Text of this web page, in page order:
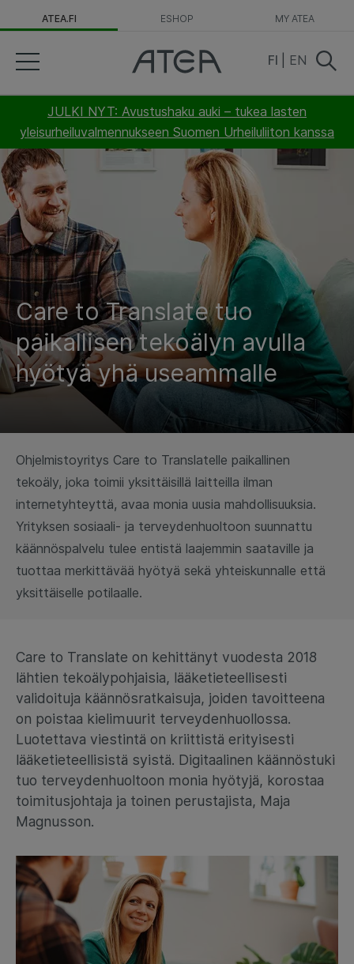
ATEA.FI ESHOP MY ATEA
JULKI NYT: Avustushaku auki – tukea lasten
yleisurheiluvalmennukseen Suomen Urheiluliiton kanssa
FI EN
Care to Translate tuo
paikallisen tekoälyn avulla
hyötyä yhä useammalle
Ohjelmistoyritys Care to Translatelle paikallinen
tekoäly, joka toimii yksittäisillä laitteilla ilman
internetyhteyttä, avaa monia uusia mahdollisuuksia.
Yrityksen sosiaali- ja terveydenhuoltoon suunnattu
käännöspalvelu tulee entistä laajemmin saataville ja
tuottaa merkittävää hyötyä sekä yhteiskunnalle että
yksittäiselle potilaalle.
Care to Translate on kehittänyt vuodesta 2018
lähtien tekoälypohjaisia, lääketieteellisesti
validoituja käännösratkaisuja, joiden tavoitteena
on poistaa kielimuurit terveydenhuollossa.
Luotettava viestintä on kriittistä erityisesti
lääketieteellisistä syistä. Digitaalinen käännöstuki
tuo terveydenhuoltoon monia hyötyjä, korostaa
toimitusjohtaja ja toinen perustajista, Maja
Magnusson.